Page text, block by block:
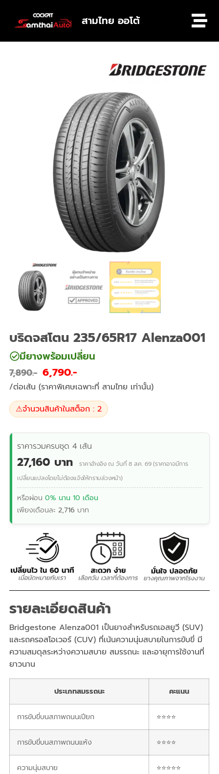
สามไทย ออโต้
บริดจสโตน 235/65R17 Alenza001
มียางพร้อมเปลี่ยน
7,890 6,790
/ต่อเส้น (ราคาพิเศษเฉพาะที่ สามไทย เท่านั้น)
⚠จำนวนสินค้าในสต็อก : 2
ราคารวมครบชุด 4 เส้น
27,160 บาท
ราคาอ้างอิง ณ วันที่ 8 ส.ค. 69 (ราคาอาจมีการ
เปลี่ยนแปลงโดยไม่ต้องแจ้งให้ทราบล่วงหน้า)
หรือผ่อน0% นาน 10 เดือน
เพียงเดือนละ2,716 บาท
รายละเอียดสินค้า
Bridgestone Alenza001 เป็นยางสำหรับรถเอสยูวี (SUV)
และรถครอสโอเวอร์ (CUV) ที่เน้นความนุ่มสบายในการขับขี่ มี
ความสมดุลระหว่างความสบาย สมรรถนะ และอายุการใช้งานที่
ยาวนาน
ประเภทสมรรถนะ คะแนน
การขับขี่บนสภาพถนนเปียก ⭐⭐⭐⭐
การขับขี่บนสภาพถนนแห้ง ⭐⭐⭐⭐
ความนุ่มสบาย ⭐⭐⭐⭐⭐